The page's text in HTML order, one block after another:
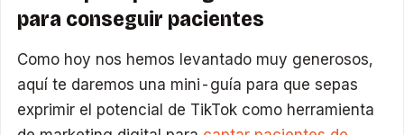
para conseguir pacientes
Como hoy nos hemos levantado muy generosos,
aquí te daremos una mini-guía para que sepas
exprimir el potencial de TikTok como herramienta